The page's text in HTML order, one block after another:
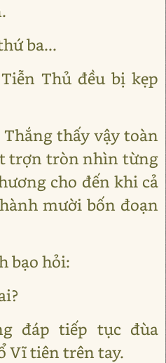
ba...
Thủ đều bị kẹp
thấy vậy toàn
trợn tròn nhìn từng
cho đến khi cả
mười bốn đoạn
bạo hỏi:
đáp tiếp tục đùa
Vĩ tiên trên tay.